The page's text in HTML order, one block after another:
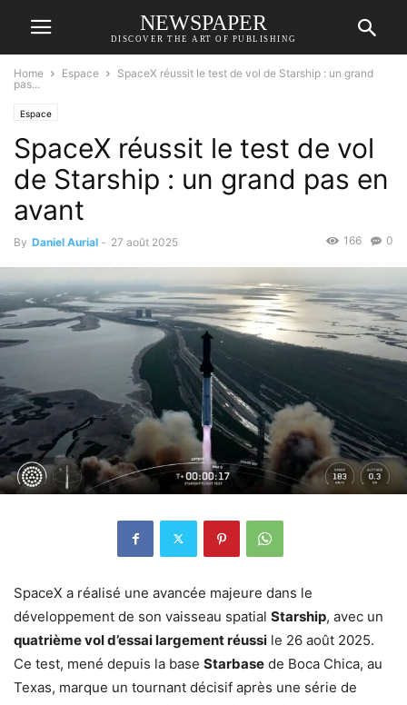
NEWSPAPER
DISCOVER THE ART OF PUBLISHING
Home Espace
SpaceX réussit le test de vol de Starship : un grand
pas...
Espace
SpaceX réussit le test de vol
de Starship : un grand pas en
avant
By Daniel Aurial - 27 août 2025 0
166
SpaceX a réalisé une avancée majeure dans le
développement de son vaisseau spatial Starship, avec un
quatrième vol d’essai largement réussi le 26 août 2025.
Ce test, mené depuis la base Starbase de Boca Chica, au
Texas, marque un tournant décisif après une série de